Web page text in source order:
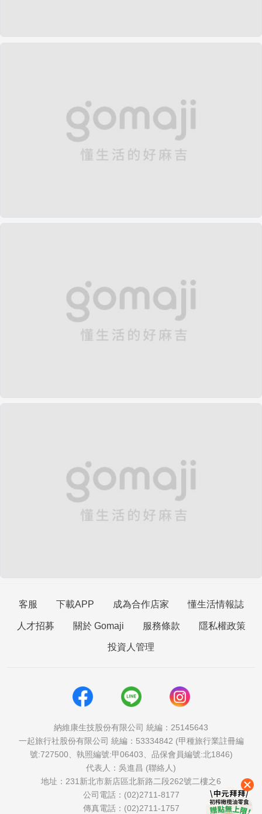
客服 下載APP 成為合作店家 懂生活情報誌
人才招募 關於 Gomaji 服務條款 隱私權政策
投資人管理
納維康生技股份有限公司 統編：25145643
一起旅行社股份有限公司 統編：53334842 (甲種旅行業註冊編
號:727500、執照編號:甲06403、品保會員編號:北1846)
代表人：吳進昌 (聯絡人)
地址：231新北市新店區北新路二段262號二樓之6
公司電話：(02)2711-8177
傳真電話：(02)2711-1757